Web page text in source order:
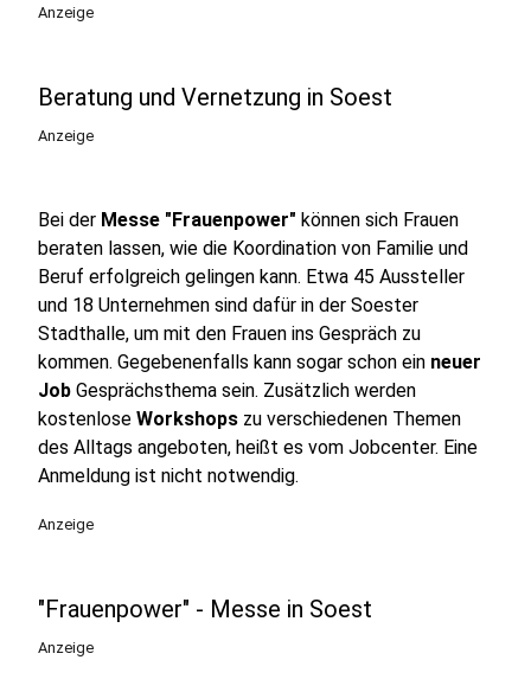
Anzeige
Beratung und Vernetzung in Soest
Anzeige
Bei der Messe "Frauenpower" können sich Frauen
beraten lassen, wie die Koordination von Familie und
Beruf erfolgreich gelingen kann. Etwa 45 Aussteller
und 18 Unternehmen sind dafür in der Soester
Stadthalle, um mit den Frauen ins Gespräch zu
kommen. Gegebenenfalls kann sogar schon ein neuer
Job Gesprächsthema sein. Zusätzlich werden
kostenlose Workshops zu verschiedenen Themen
des Alltags angeboten, heißt es vom Jobcenter. Eine
Anmeldung ist nicht notwendig.
Anzeige
"Frauenpower" - Messe in Soest
Anzeige